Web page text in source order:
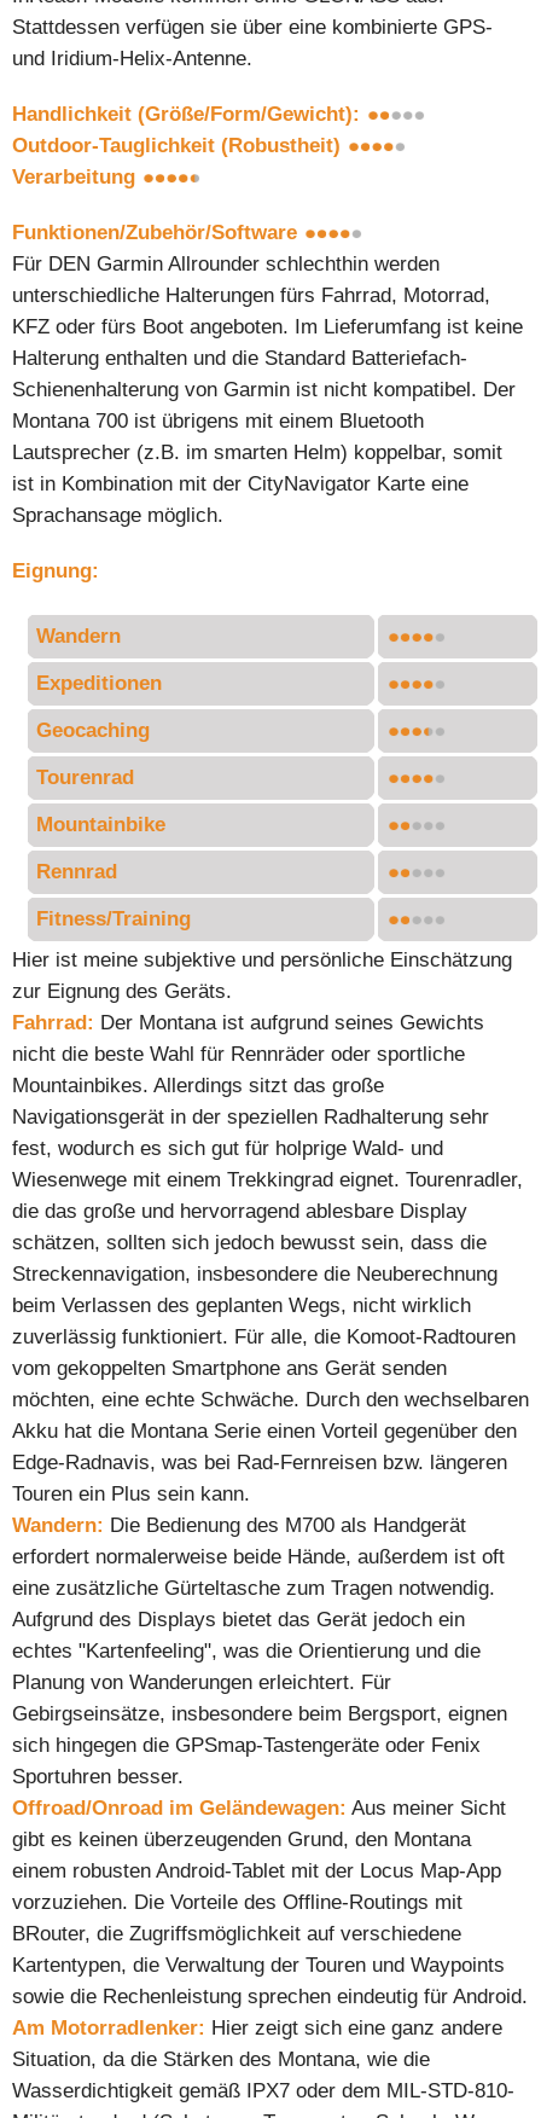
Stattdessen verfügen sie über eine kombinierte GPS-
und Iridium-Helix-Antenne.
Handlichkeit (Größe/Form/Gewicht):
Outdoor-Tauglichkeit (Robustheit)
Verarbeitung
Funktionen/Zubehör/Software
Für DEN Garmin Allrounder schlechthin werden
unterschiedliche Halterungen fürs Fahrrad, Motorrad,
KFZ oder fürs Boot angeboten. Im Lieferumfang ist keine
Halterung enthalten und die Standard Batteriefach-
Schienenhalterung von Garmin ist nicht kompatibel. Der
Montana 700 ist übrigens mit einem Bluetooth
Lautsprecher (z.B. im smarten Helm) koppelbar, somit
ist in Kombination mit der CityNavigator Karte eine
Sprachansage möglich.
Eignung:
Wandern
Expeditionen
Geocaching
Tourenrad
Mountainbike
Rennrad
Fitness/Training
Hier ist meine subjektive und persönliche Einschätzung
zur Eignung des Geräts.
Fahrrad: Der Montana ist aufgrund seines Gewichts
nicht die beste Wahl für Rennräder oder sportliche
Mountainbikes. Allerdings sitzt das große
Navigationsgerät in der speziellen Radhalterung sehr
fest, wodurch es sich gut für holprige Wald- und
Wiesenwege mit einem Trekkingrad eignet. Tourenradler,
die das große und hervorragend ablesbare Display
schätzen, sollten sich jedoch bewusst sein, dass die
Streckennavigation, insbesondere die Neuberechnung
beim Verlassen des geplanten Wegs, nicht wirklich
zuverlässig funktioniert. Für alle, die Komoot-Radtouren
vom gekoppelten Smartphone ans Gerät senden
möchten, eine echte Schwäche. Durch den wechselbaren
Akku hat die Montana Serie einen Vorteil gegenüber den
Edge-Radnavis, was bei Rad-Fernreisen bzw. längeren
Touren ein Plus sein kann.
Wandern: Die Bedienung des M700 als Handgerät
erfordert normalerweise beide Hände, außerdem ist oft
eine zusätzliche Gürteltasche zum Tragen notwendig.
Aufgrund des Displays bietet das Gerät jedoch ein
echtes "Kartenfeeling", was die Orientierung und die
Planung von Wanderungen erleichtert. Für
Gebirgseinsätze, insbesondere beim Bergsport, eignen
sich hingegen die GPSmap-Tastengeräte oder Fenix
Sportuhren besser.
Offroad/Onroad im Geländewagen: Aus meiner Sicht
gibt es keinen überzeugenden Grund, den Montana
einem robusten Android-Tablet mit der Locus Map-App
vorzuziehen. Die Vorteile des Offline-Routings mit
BRouter, die Zugriffsmöglichkeit auf verschiedene
Kartentypen, die Verwaltung der Touren und Waypoints
sowie die Rechenleistung sprechen eindeutig für Android.
Am Motorradlenker: Hier zeigt sich eine ganz andere
Situation, da die Stärken des Montana, wie die
Wasserdichtigkeit gemäß IPX7 oder dem MIL-STD-810-